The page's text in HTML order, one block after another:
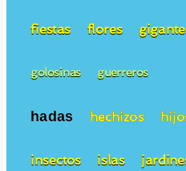
fiestas flores
golosinas guerreros
hadas hechizos
insectos islas